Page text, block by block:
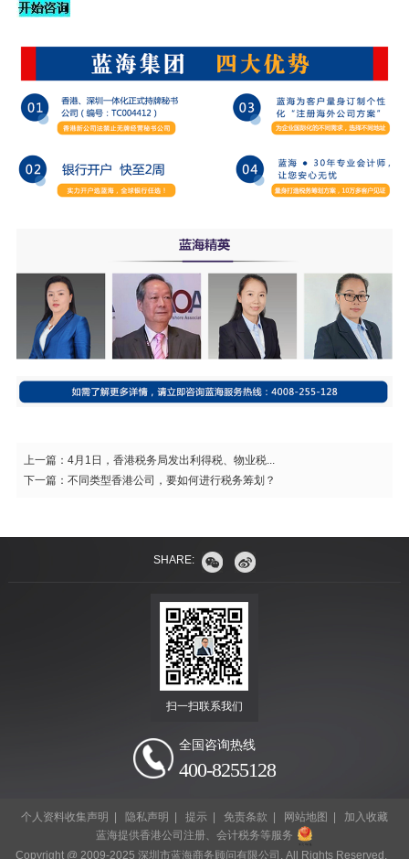
上一篇： 4月1日，香港税务局发出利得税、物业税...
下一篇： 不同类型香港公司，要如何进行税务筹划？
SHARE:
扫一扫联系我们
全国咨询热线
400-8255128
个人资料收集声明 隐私声明 提示| 免责条款 网站地图
加入收藏
蓝海提供香港公司注册、会计税务等服务
Copyright @ 2009-2025 深圳市蓝海商务顾问有限公司. All Rights Reserved.